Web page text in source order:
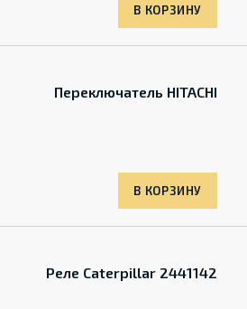
В КОРЗИНУ
Переключатель HITACHI
В КОРЗИНУ
Реле Caterpillar 2441142